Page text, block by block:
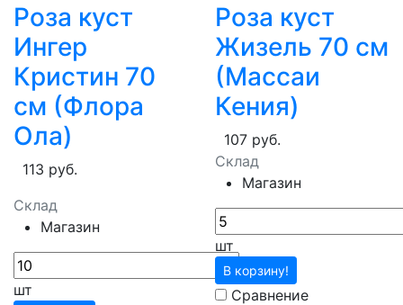
Роза куст
Ингер
Кристин 70
см (Флора
Ола)
113 руб.
Склад
Магазин
шт
Роза куст
Жизель 70 см
(Массаи
Кения)
107 руб.
Склад
Магазин
шт
В корзину!
Сравнение